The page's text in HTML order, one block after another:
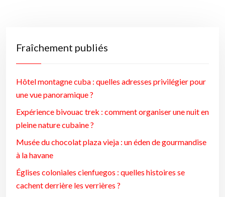
Fraîchement publiés
Hôtel montagne cuba : quelles adresses privilégier pour
une vue panoramique ?
Expérience bivouac trek : comment organiser une nuit en
pleine nature cubaine ?
Musée du chocolat plaza vieja : un éden de gourmandise
à la havane
Églises coloniales cienfuegos : quelles histoires se
cachent derrière les verrières ?